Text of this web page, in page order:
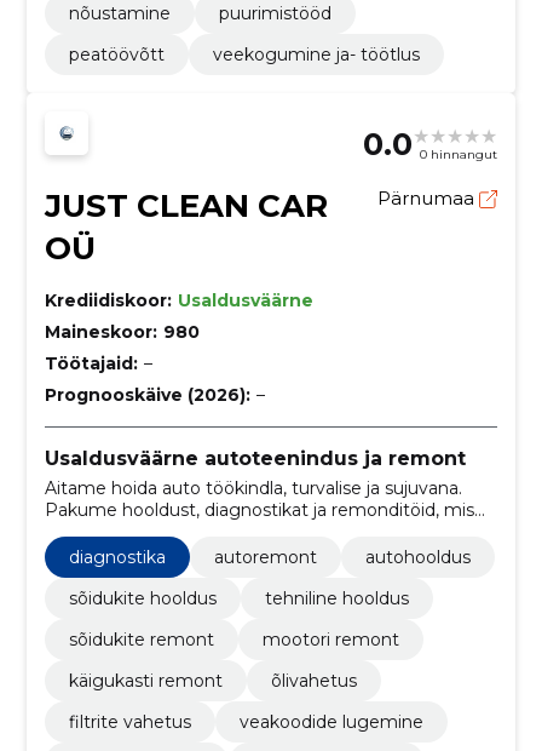
nõustamine
puurimistööd
peatöövõtt
veekogumine ja- töötlus
0.0 0 hinnangut
JUST CLEAN CAR
OÜ
Pärnumaa
Krediidiskoor: Usaldusväärne
Maineskoor: 980
Töötajaid: –
Prognooskäive (2026): –
Usaldusväärne autoteenindus ja remont
Aitame hoida auto töökindla, turvalise ja sujuvana.
Pakume hooldust, diagnostikat ja remonditöid, mis
toetavad muretut igapäevasõitu ja pikemat kasutust.
diagnostika
autoremont
autohooldus
sõidukite hooldus
tehniline hooldus
sõidukite remont
mootori remont
käigukasti remont
õlivahetus
filtrite vahetus
veakoodide lugemine